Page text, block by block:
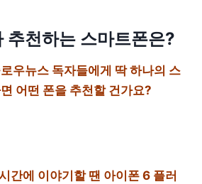
추천하는 스마트폰은?
우뉴스 독자들에게 딱 하나의 스
어떤 폰을 추천할 건가요?
간에 이야기할 땐 아이폰 6 플러